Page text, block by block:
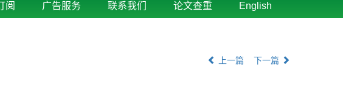
阅 广告服务 联系我们 论文查重 English
上一篇 下一篇